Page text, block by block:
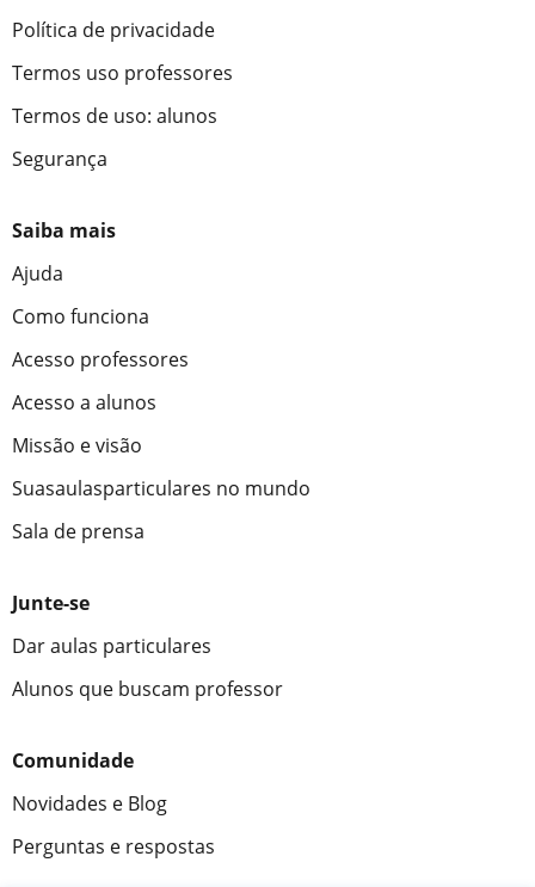
Política de privacidade
Termos uso professores
Termos de uso: alunos
Segurança
Saiba mais
Ajuda
Como funciona
Acesso professores
Acesso a alunos
Missão e visão
Suasaulasparticulares no mundo
Sala de prensa
Junte-se
Dar aulas particulares
Alunos que buscam professor
Comunidade
Novidades e Blog
Perguntas e respostas